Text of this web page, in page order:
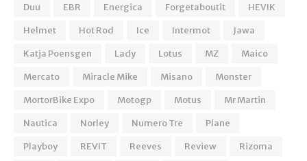
Duu
EBR Energica Forgetaboutit
HEVIK
Helmet
Hot Rod Ice Intermot
Jawa
Katja Poensgen
Lady Lotus MZ
Maico
Mercato
Miracle Mike Misano
Monster
MortorBike Expo
Motogp Motus
Mr Martin
Nautica
Norley Numero Tre
Plane
Playboy
REVIT Reeves Review
Rizoma